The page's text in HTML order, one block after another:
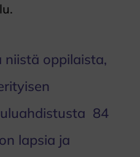
niistä oppilaista,
84
lapsia ja